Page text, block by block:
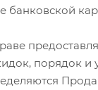
банковской
порядок и